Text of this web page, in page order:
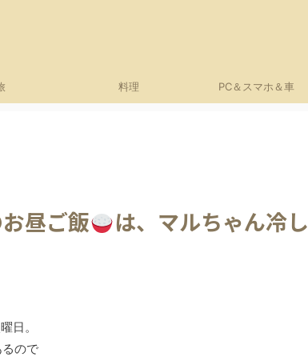
料理 PC＆スマホ＆車
昼ご飯
は、マルちゃん冷し
日。
ので